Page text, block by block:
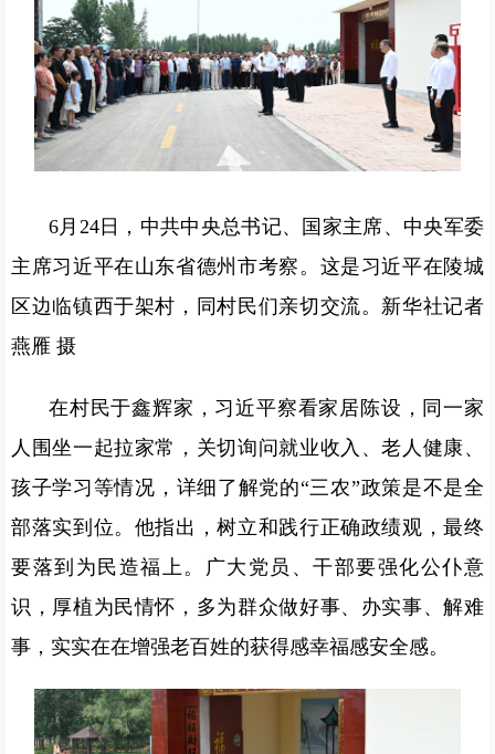
6月24日，中共中央总书记、国家主席、中央军委
主席习近平在山东省德州市考察。这是习近平在陵城
区边临镇西于架村，同村民们亲切交流。新华社记者
燕雁 摄
在村民于鑫辉家，习近平察看家居陈设，同一家
人围坐一起拉家常，关切询问就业收入、老人健康、
孩子学习等情况，详细了解党的“三农”政策是不是全
部落实到位。他指出，树立和践行正确政绩观，最终
要落到为民造福上。广大党员、干部要强化公仆意
识，厚植为民情怀，多为群众做好事、办实事、解难
事，实实在在增强老百姓的获得感幸福感安全感。